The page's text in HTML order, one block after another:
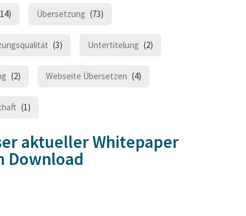
Übersetzung (73)
(3) Untertitelung (2)
(2) Webseite Übersetzen (4)
(1)
aktueller Whitepaper
Download